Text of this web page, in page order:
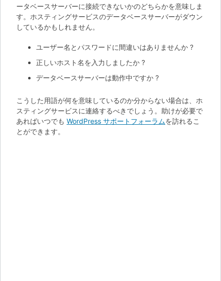
ータベースサーバーに接続できないかのどちらかを意味しま
す。ホスティングサービスのデータベースサーバーがダウン
しているかもしれません。
ユーザー名とパスワードに間違いはありませんか ?
正しいホスト名を入力しましたか ?
データベースサーバーは動作中ですか ?
こうした用語が何を意味しているのか分からない場合は、ホ
スティングサービスに連絡するべきでしょう。助けが必要で
あればいつでも WordPress サポートフォーラムを訪れるこ
とができます。